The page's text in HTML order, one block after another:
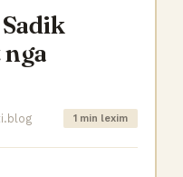
1 min lexim